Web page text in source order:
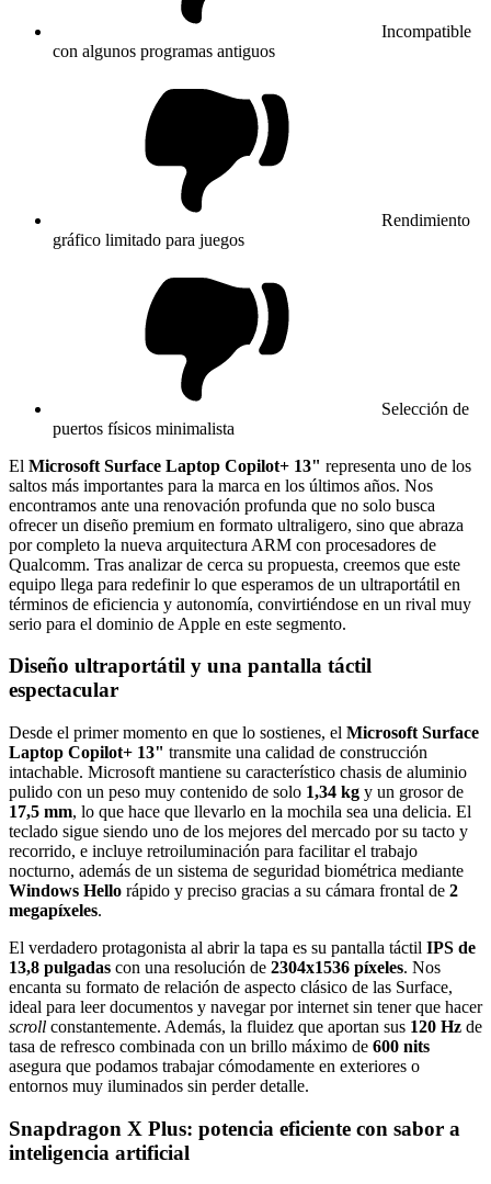
Incompatible
con algunos programas antiguos
Rendimiento
gráfico limitado para juegos
Selección de
puertos físicos minimalista
El Microsoft Surface Laptop Copilot+ 13" representa uno de los
saltos más importantes para la marca en los últimos años. Nos
encontramos ante una renovación profunda que no solo busca
ofrecer un diseño premium en formato ultraligero, sino que abraza
por completo la nueva arquitectura ARM con procesadores de
Qualcomm. Tras analizar de cerca su propuesta, creemos que este
equipo llega para redefinir lo que esperamos de un ultraportátil en
términos de eficiencia y autonomía, convirtiéndose en un rival muy
serio para el dominio de Apple en este segmento.
Diseño ultraportátil y una pantalla táctil
espectacular
Desde el primer momento en que lo sostienes, el Microsoft Surface
Laptop Copilot+ 13" transmite una calidad de construcción
intachable. Microsoft mantiene su característico chasis de aluminio
pulido con un peso muy contenido de solo 1,34 kg y un grosor de
17,5 mm, lo que hace que llevarlo en la mochila sea una delicia. El
teclado sigue siendo uno de los mejores del mercado por su tacto y
recorrido, e incluye retroiluminación para facilitar el trabajo
nocturno, además de un sistema de seguridad biométrica mediante
Windows Hello rápido y preciso gracias a su cámara frontal de 2
megapíxeles.
El verdadero protagonista al abrir la tapa es su pantalla táctil IPS de
13,8 pulgadas con una resolución de 2304x1536 píxeles. Nos
encanta su formato de relación de aspecto clásico de las Surface,
ideal para leer documentos y navegar por internet sin tener que hacer
scroll constantemente. Además, la fluidez que aportan sus 120 Hz de
tasa de refresco combinada con un brillo máximo de 600 nits
asegura que podamos trabajar cómodamente en exteriores o
entornos muy iluminados sin perder detalle.
Snapdragon X Plus: potencia eficiente con sabor a
inteligencia artificial